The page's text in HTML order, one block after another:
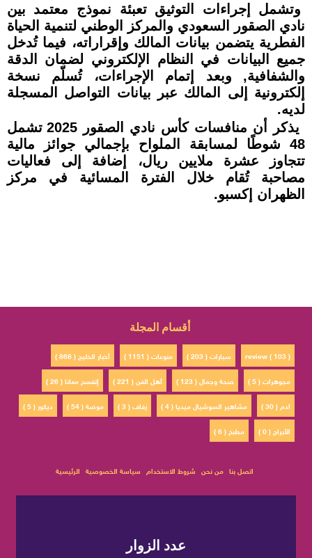
وتشمل إجراءات التوثيق تعبئة نموذج معتمد بين
نادي الصقور السعودي والمركز الوطني لتنمية الحياة
الفطرية يتضمن بيانات المالك وإقراراته، فيما تُدخل
جميع البيانات في النظام الإلكتروني لضمان الدقة
والشفافية, وبعد إتمام الإجراءات، تُسلّم نسخة
إلكترونية إلى المالك عبر بيانات التواصل المسجلة
لديه.
يذكر أن منافسات كأس نادي الصقور 2025 تشمل
48 شوطًا لمسابقة الملواح بإجمالي جوائز مالية
تتجاوز عشرة ملايين ريال، إضافة إلى فعاليات
مصاحبة تُقام خلال الفترة المسائية في مركز
الظهران إكسبو.
أقسام المجلة
أخبار الخليج ( 868 ) منوعات ( 1151 ) سيارات ( 203 )
review ( 103 )
إتفسح معانا ( 26 )
أهل الفن ( 221 ) صحة وجمال ( 123 )
مجوهرات ( 5 )
ديكور ( 5 )
موضة ( 54 ) زفاف ( 3 ) مشاهير السوشيال ميديا ( 4 )
ادم ( 30 )
مطبخ ( 6 )
الأبراج ( 0 )
الرئيسية سياسة الخصوصية شروط الاستخدام من نحن اتصل بنا
عدد الزوار